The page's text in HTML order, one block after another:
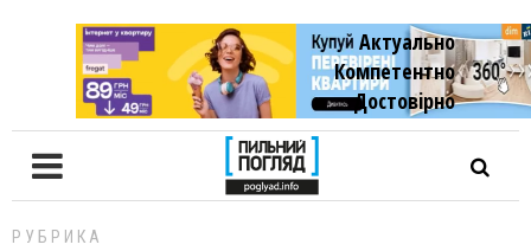
Актуально
Компетентно
Достовiрно
РУБРИКА